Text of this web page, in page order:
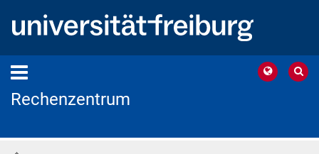
Rechenzentrum